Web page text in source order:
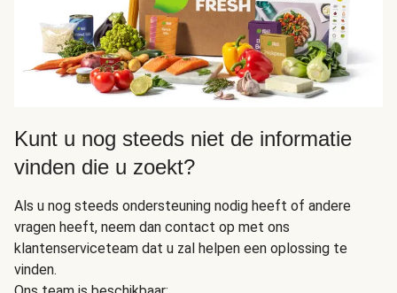
Kunt u nog steeds niet de informatie
vinden die u zoekt?
Als u nog steeds ondersteuning nodig heeft of andere
vragen heeft, neem dan contact op met ons
klantenserviceteam dat u zal helpen een oplossing te
vinden.